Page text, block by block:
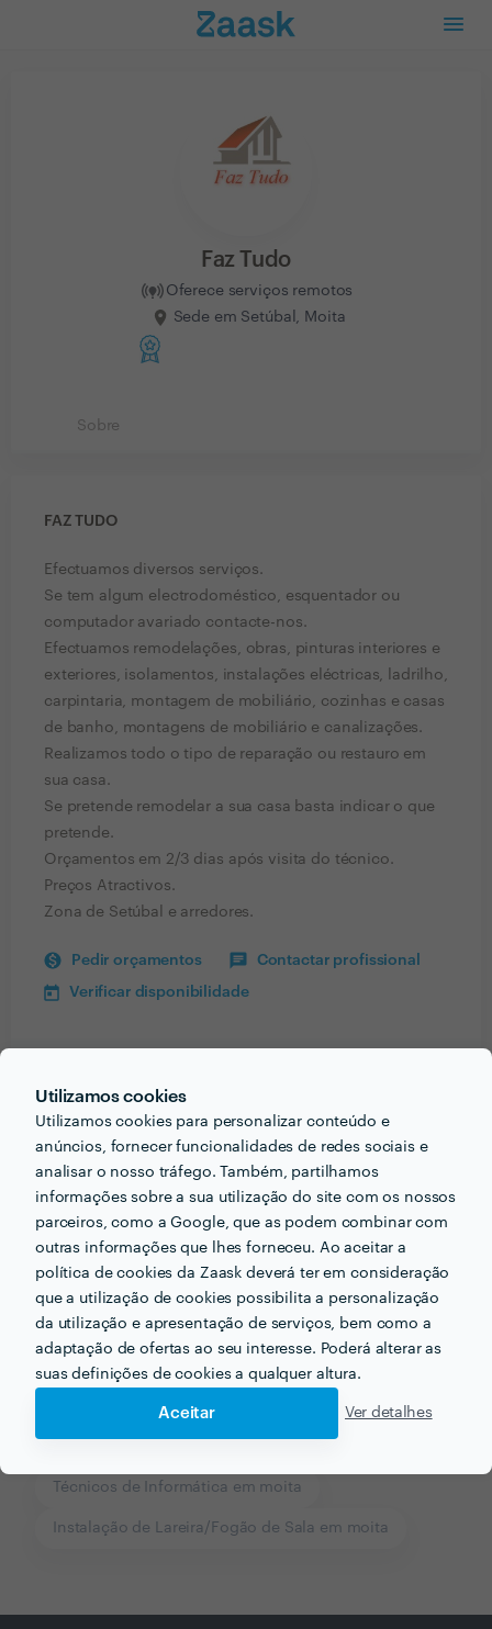
Utilizamos cookies
Utilizamos cookies para personalizar conteúdo e
anúncios, fornecer funcionalidades de redes sociais e
analisar o nosso tráfego. Também, partilhamos
informações sobre a sua utilização do site com os nossos
parceiros, como a Google, que as podem combinar com
outras informações que lhes forneceu. Ao aceitar a
política de cookies da Zaask deverá ter em consideração
que a utilização de cookies possibilita a personalização
da utilização e apresentação de serviços, bem como a
adaptação de ofertas ao seu interesse. Poderá alterar as
suas definições de cookies a qualquer altura.
Aceitar Ver detalhes
Faz Tudo
Oferece serviços remotos
Sede em Setúbal, Moita
Sobre
FAZ TUDO
Efectuamos diversos serviços.
Se tem algum electrodoméstico, esquentador ou
computador avariado contacte-nos.
Efectuamos remodelações, obras, pinturas interiores e
exteriores, isolamentos, instalações eléctricas, ladrilho,
carpintaria, montagem de mobiliário, cozinhas e casas
de banho, montagens de mobiliário e canalizações.
Realizamos todo o tipo de reparação ou restauro em
sua casa.
Se pretende remodelar a sua casa basta indicar o que
pretende.
Orçamentos em 2/3 dias após visita do técnico.
Preços Atractivos.
Zona de Setúbal e arredores.
Pedir orçamentos Contactar profissional
Verificar disponibilidade
Informação validada
email Endereço de e-mail
Receba várias propostas de profissionais comoFaz
Tudoem poucas horas.
Técnicos de Informática em moita
Instalação de Lareira/Fogão de Sala em moita